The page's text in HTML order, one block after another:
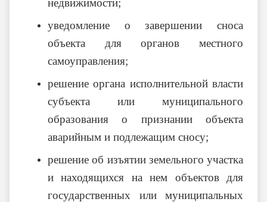
недвижимости;
уведомление о завершении сноса
объекта для органов местного
самоуправления;
решение органа исполнительной власти
субъекта или муниципального
образования о признании объекта
аварийным и подлежащим сносу;
решение об изъятии земельного участка
и находящихся на нем объектов для
государственных или муниципальных